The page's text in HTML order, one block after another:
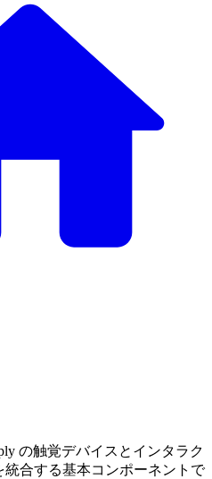
の触覚デバイスとインタラク
合する基本コンポーネントで